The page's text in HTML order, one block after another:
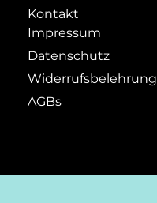
Kontakt
Impressum
Datenschutz
Widerrufsbelehrung
AGBs